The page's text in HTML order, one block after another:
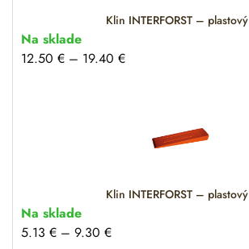
:
Klin INTERFORST – plastový
Na sklade
12.50 € – 19.40 €
Klin INTERFORST – plastový
Na sklade
5.13 € – 9.30 €